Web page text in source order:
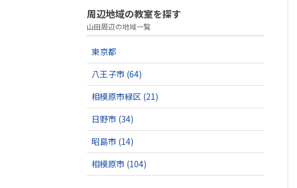
周辺地域の教室を探す
山田周辺の地域一覧
東京都
八王子市 (64)
相模原市緑区 (21)
日野市 (34)
昭島市 (14)
相模原市 (104)